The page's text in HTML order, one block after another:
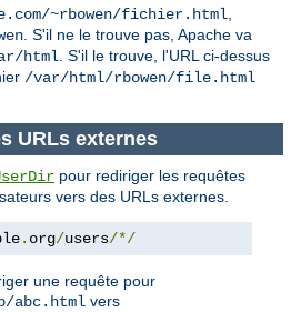
~rbowen/fichier.html,
. S'il ne le trouve pas, Apache va
html. S'il le trouve, l'URL ci-dessus
/var/html/rbowen/file.html
URLs externes
pour rediriger les requêtes
vers des URLs externes.
. org/users/*/
une requête pour
abc.html vers